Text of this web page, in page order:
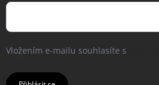
Vložením e-mailu souhlasíte s